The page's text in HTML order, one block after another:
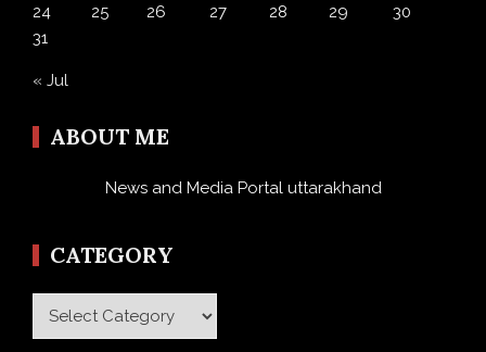
24
25 26 27 28 29
30
31
« Jul
ABOUT ME
News and Media Portal uttarakhand
CATEGORY
Category